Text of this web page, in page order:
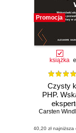
Promocja
książka
Czysty
PHP.
Carsten
(40,20 zł